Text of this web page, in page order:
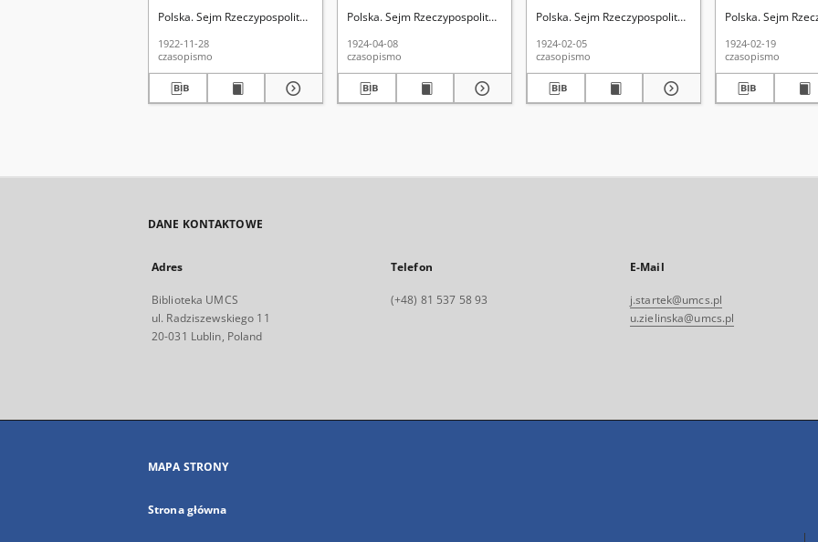
1922-1927)
Polska. Sejm Rzeczypospolitej Polskiej (1922-1939)
1922-11-28
czasopismo
Polska. Sejm Rzeczypospolitej Polskiej (1922-1939)
1924-04-08
czasopismo
1922-1927)
Polska. Sejm Rzeczypospolitej Polskiej (1922-1939)
1924-02-05
czasopismo
1922-1927)
Polska. Sejm
1924-02-19
czasopismo
DANE KONTAKTOWE
Adres
Biblioteka UMCS
ul. Radziszewskiego 11
20-031 Lublin, Poland
Telefon
(+48) 81 537 58 93
E-Mail
j.startek@umcs.pl
u.zielinska@umcs.pl
MAPA STRONY
Strona główna